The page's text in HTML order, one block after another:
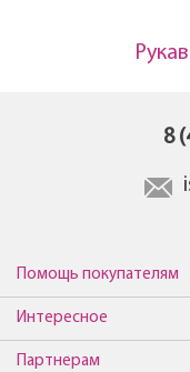
8
Помощь покупателям
Интересное
Партнерам